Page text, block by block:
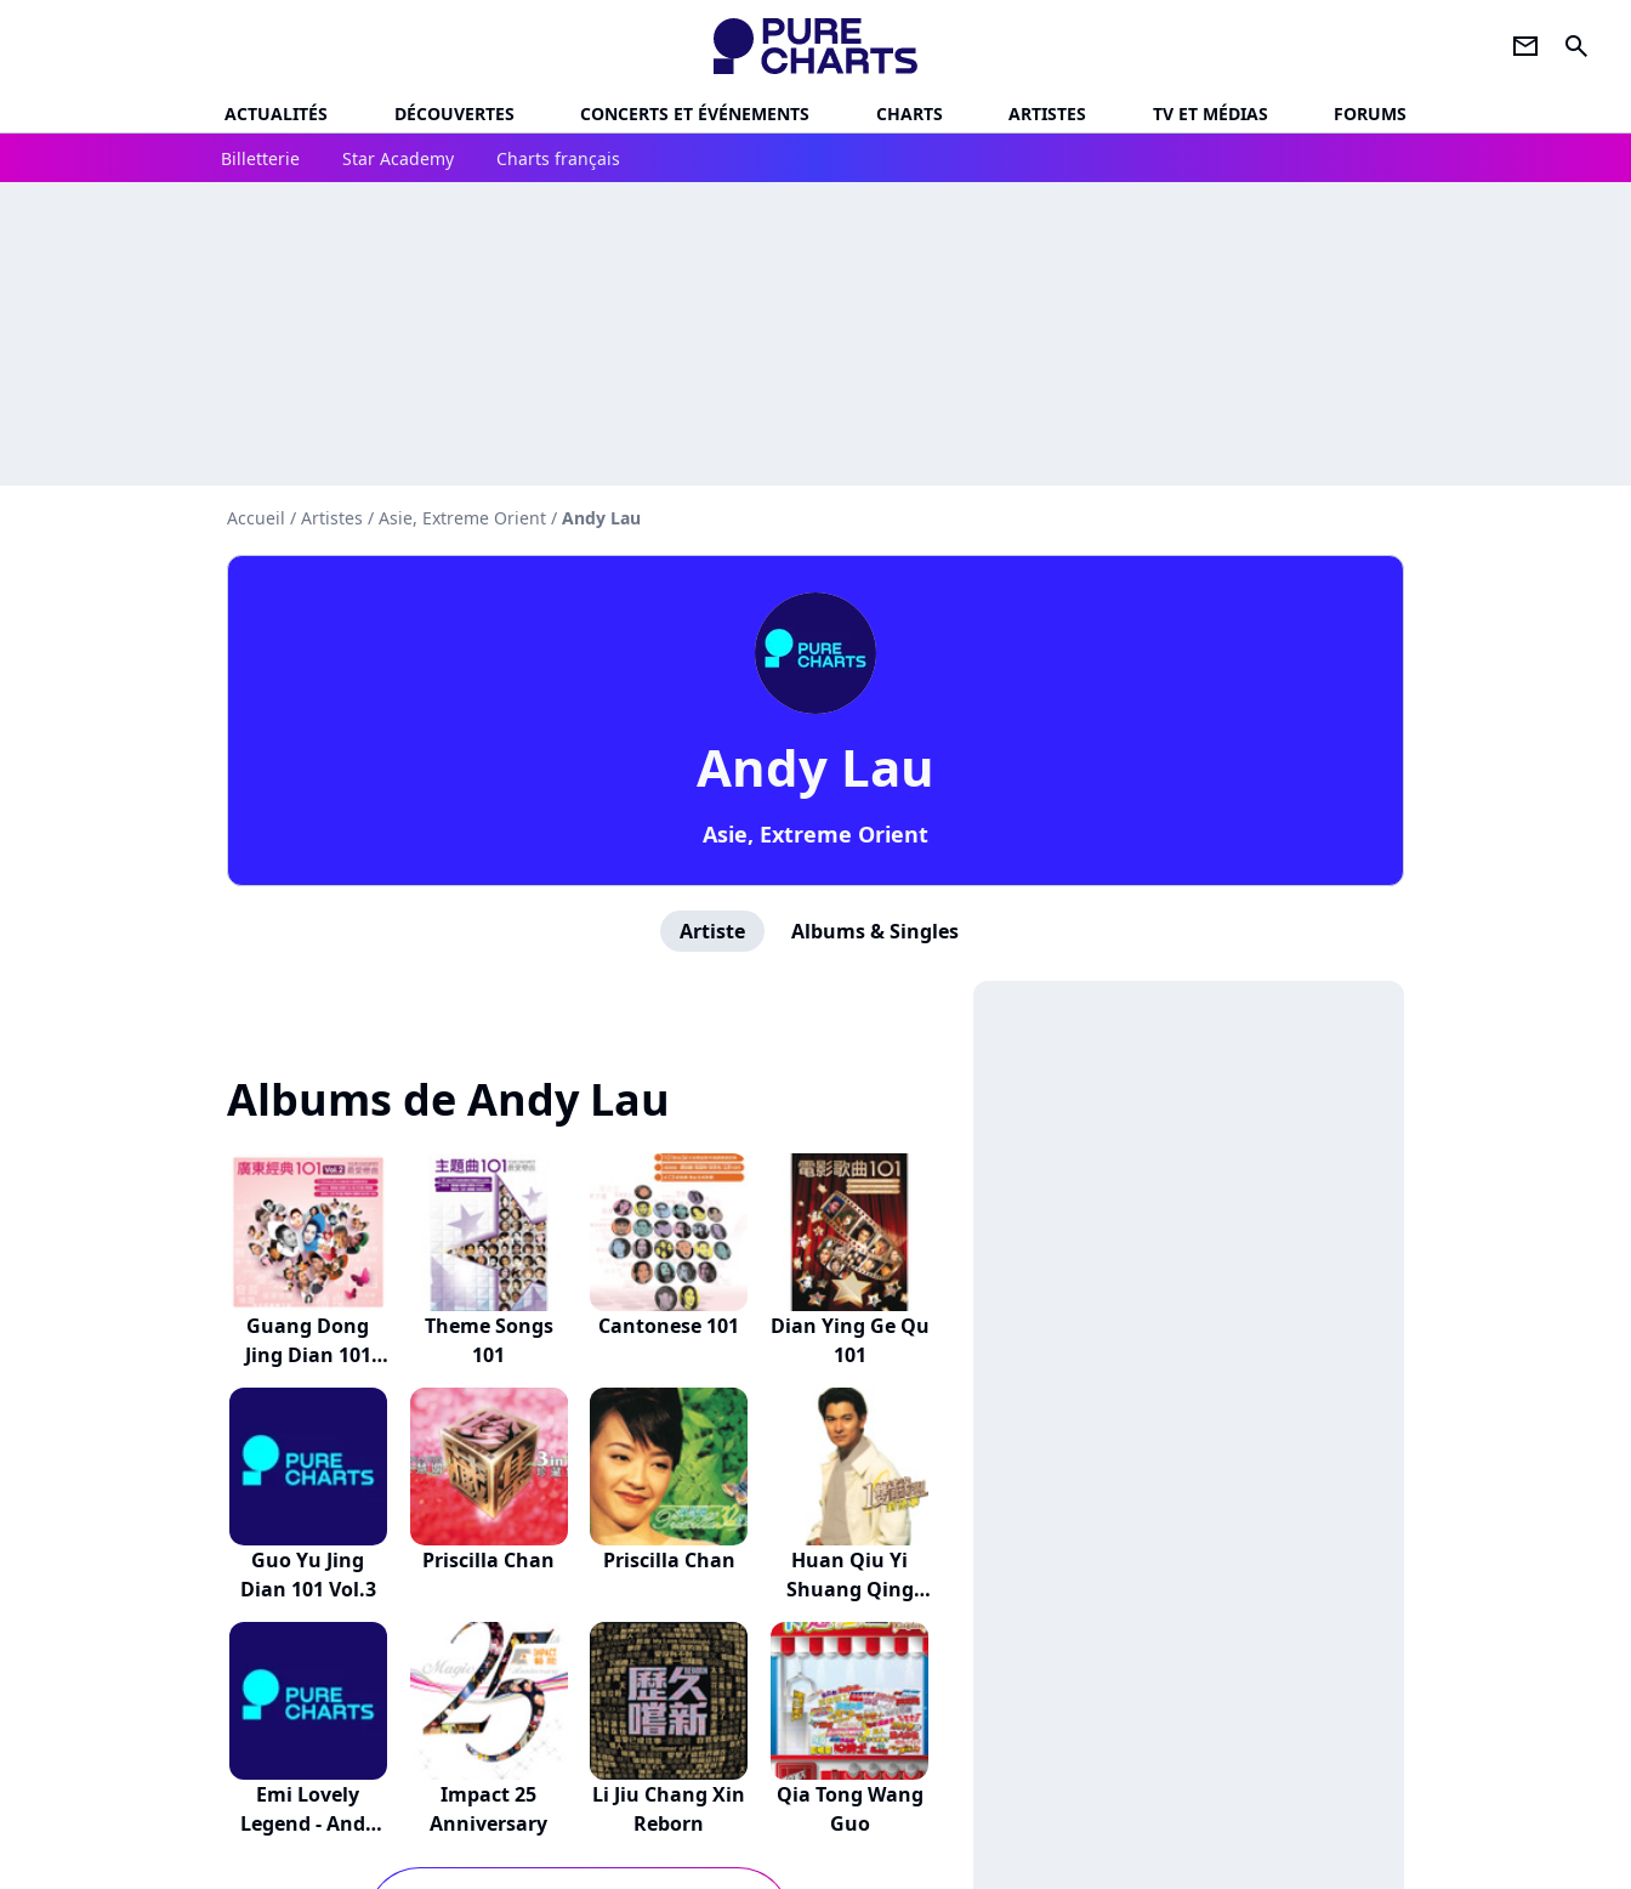
newsletter search
ACTUALITÉS DÉCOUVERTES CONCERTS ET ÉVÉNEMENTS CHARTS ARTISTES TV ET MÉDIAS
FORUMS
Billetterie
Star Academy Charts français
Accueil / Artistes / Asie, Extreme Orient / Andy Lau
Andy Lau
Asie, Extreme Orient
Artiste Albums & Singles
Albums de Andy Lau
Guang Dong
Jing Dian 101
Vol.2
Theme Songs
101
Cantonese 101
Dian Ying Ge Qu
101
Guo Yu Jing
Dian 101 Vol.3
Priscilla Chan Priscilla Chan
Huan Qiu Yi
Shuang Qing
Yuan...
Emi Lovely
Legend - Andy
Impact 25
Anniversary
Li Jiu Chang Xin
Reborn
Qia Tong Wang
Guo